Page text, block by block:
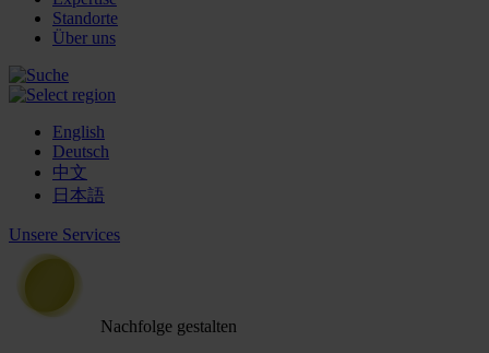
Standorte
Über uns
English
Deutsch
中文
日本語
Unsere Services
Nachfolge gestalten